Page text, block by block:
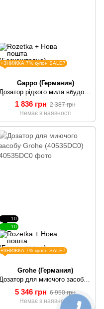
+ЗНИЖКА 7% купон SALE7
Gappo (Германия)
1 836 грн 2 387 грн
Немає в наявності
10
10
+ЗНИЖКА 7% купон SALE7
Grohe (Германия)
Дозатор для миючого засобу Grohe (40535DC0)
5 346 грн 6 950 грн
Немає в наявності